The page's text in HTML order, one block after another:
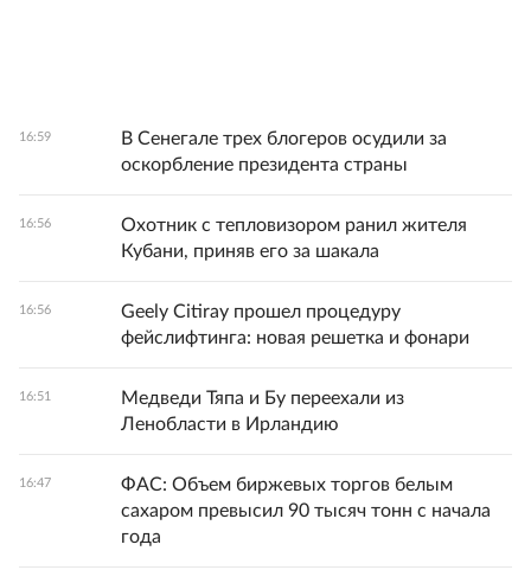
16:59
В Сенегале трех блогеров осудили за
оскорбление президента страны
16:56
Охотник с тепловизором ранил жителя
Кубани, приняв его за шакала
16:56
Geely Citiray прошел процедуру
фейслифтинга: новая решетка и фонари
16:51
Медведи Тяпа и Бу переехали из
Ленобласти в Ирландию
16:47
ФАС: Объем биржевых торгов белым
сахаром превысил 90 тысяч тонн с начала
года